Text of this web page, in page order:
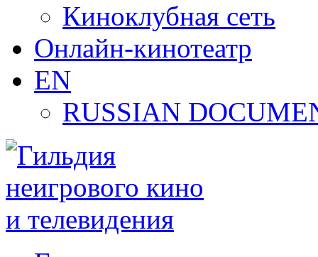
Киноклубная сеть
Онлайн-кинотеатр
EN
RUSSIAN